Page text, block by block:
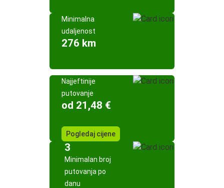
Minimalna
udaljenost
276 km
Najjeftinije
putovanje
od 21,48 €
Pogledaj cijene
3
Minimalan broj
putovanja po
danu